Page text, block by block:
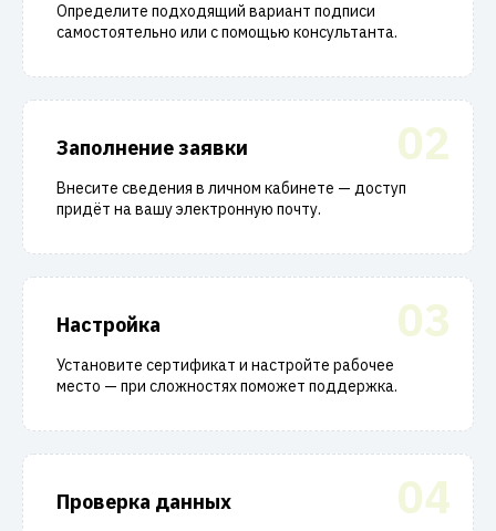
Определите подходящий вариант подписи
самостоятельно или с помощью консультанта.
02
Заполнение заявки
Внесите сведения в личном кабинете — доступ
придёт на вашу электронную почту.
03
Настройка
Установите сертификат и настройте рабочее
место — при сложностях поможет поддержка.
04
Проверка данных